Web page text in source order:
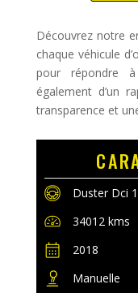
Découvrez notre
chaque véhicule
pour répondre
également d’un
transparence et
Duster Dci
34012 kms
2018
Manuelle